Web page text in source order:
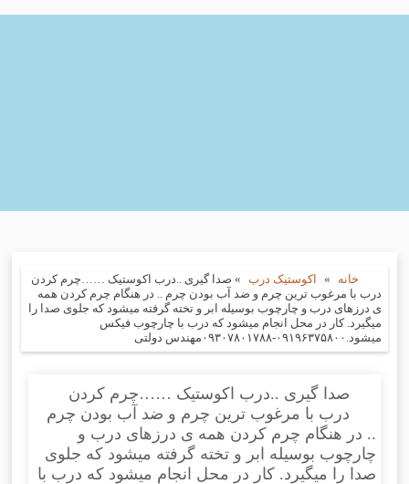
خانه » اکوستیک درب » صدا گیری ..درب اکوستیک ……چرم کردن
درب با مرغوب ترین چرم و ضد آب بودن چرم .. در هنگام چرم کردن همه
ی درزهای درب و چارچوب بوسیله ابر و تخته گرفته میشود که جلوی صدا را
میگیرد. کار در محل انجام میشود که درب با چارچوب فیکس
میشود.۰۹۱۹۶۳۷۵۸۰۰-۰۹۳۰۷۸۰۱۷۸۸مهندس دولتی
صدا گیری ..درب اکوستیک ……چرم کردن
درب با مرغوب ترین چرم و ضد آب بودن چرم
.. در هنگام چرم کردن همه ی درزهای درب و
چارچوب بوسیله ابر و تخته گرفته میشود که جلوی
صدا را میگیرد. کار در محل انجام میشود که درب با